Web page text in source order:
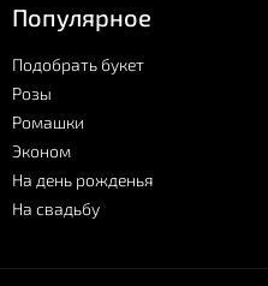
Популярное
Подобрать букет
Розы
Ромашки
Эконом
На день рожденья
На свадьбу